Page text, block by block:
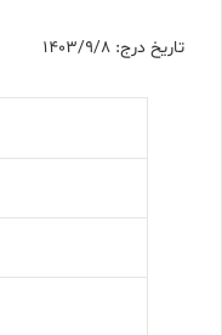
تاریخ درج: 1403/9/8